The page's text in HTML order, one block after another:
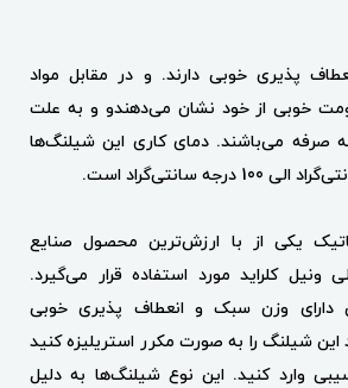
پذیری خوبی دارند. و در مقابل مواد
خوبی از خود نشان می‌دهندو و به علت
صرفه می‌باشند. دمای کاری این شیلنگ‌ها
یکی از با ارزش‌ترین محصول صنایع
ونیل کلراید مورد استفاده قرار می‌گیرد.
وزن سبک و انعطاف پذیری خوبی
شیلنگ را به صورت مکرر استریلیزه کنید
وارد کنید. این نوع شیلنگ‌ها به دلیل